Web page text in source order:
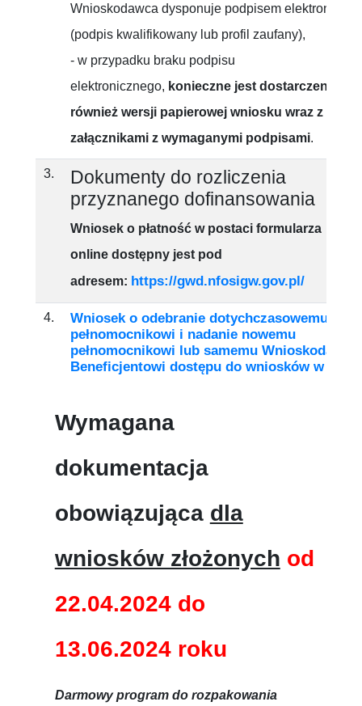
Wnioskodawca dysponuje podpisem
(podpis kwalifikowany lub profil zaufany),
- w przypadku braku podpisu
elektronicznego, konieczne jest dostarczenie
również wersji papierowej wniosku wraz z
załącznikami z wymaganymi podpisami.
3.
Dokumenty do rozliczenia
przyznanego dofinansowania
Wniosek o płatność w postaciformularza
online dostępny jest pod
adresem: https://gwd.nfosigw.gov.pl/
4.
Wniosek o odebranie dotychczasowemu
pełnomocnikowi i nadanie nowemu
pełnomocnikowi lub samemu Wnioskodawcy,
Beneficjentowi dostępu do wniosków w GWD
Wymagana
dokumentacja
obowiązująca dla
wniosków złożonych od
22.04.2024 do
13.06.2024 roku
Darmowy program do rozpakowania